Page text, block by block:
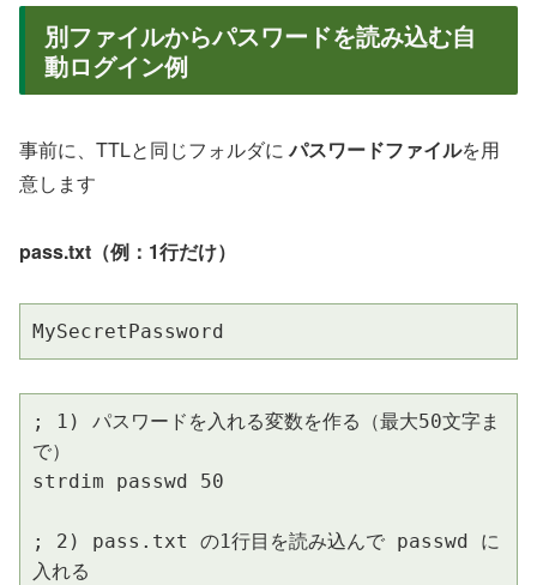
別ファイルからパスワードを読み込む自
動ログイン例
事前に、TTLと同じフォルダにパスワードファイルを用
意します
pass.txt（例：1行だけ）
MySecretPassword
; 1) パスワードを入れる変数を作る（最大50文字ま
で）
strdim passwd 50
; 2) pass.txt の1行目を読み込んで passwd に
入れる